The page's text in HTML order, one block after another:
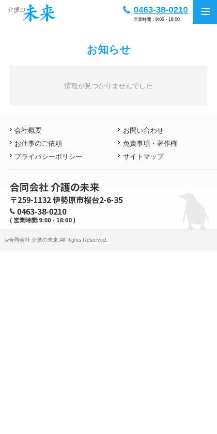
0463-38-0210
営業時間：9:00 - 18:00
お知らせ
情報が見つかりませんでした
会社概要
お問い合わせ
お仕事のご依頼
免責事項・著作権
プライバシーポリシー
サイトマップ
合同会社 介護の未来
〒259-1132 伊勢原市桜台2-6-35
0463-38-0210
( 営業時間:9:00 - 18:00 )
©合同会社 介護の未来 All Rights Reserved.